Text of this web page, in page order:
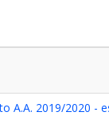
A.A. 2019/2020 -